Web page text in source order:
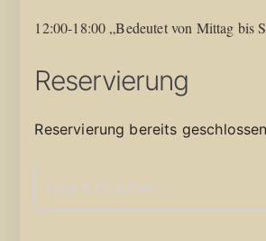
12:00-18:00 „Bedeutet von Mittag bis
Reservierung
Reservierung bereits